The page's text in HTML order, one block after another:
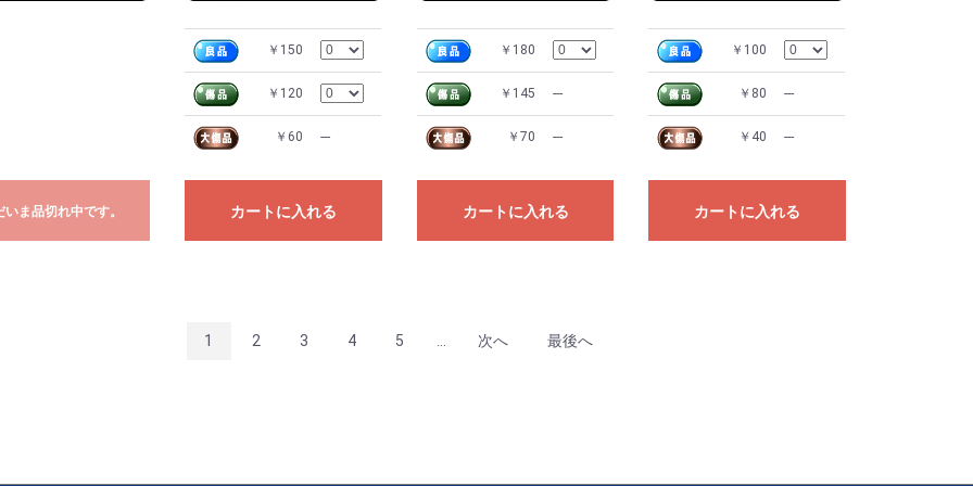
いま品切れ中です。
￥150
￥120
￥60 ---
カートに入れる
￥180
￥145 ---
￥70 ---
カートに入れる
￥100
￥80 ---
￥40 ---
カートに入れる
1 2 3 4 5 次へ 最後へ